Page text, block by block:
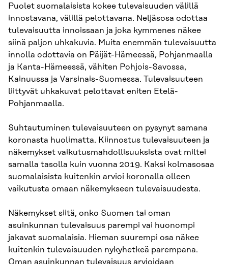
Puolet suomalaisista kokee tulevaisuuden välillä
innostavana, välillä pelottavana. Neljäsosa odottaa
tulevaisuutta innoissaan ja joka kymmenes näkee
siinä paljon uhkakuvia. Muita enemmän tulevaisuutta
innolla odottavia on Päijät-Hämeessä, Pohjanmaalla
ja Kanta-Hä­meessä, vähiten Pohjois-Savossa,
Kainuussa ja Varsinais-Suomessa. Tulevaisuuteen
liittyvät uhkakuvat pelottavat eniten Etelä-
Pohjanmaalla.
Suhtautuminen tulevaisuuteen on pysynyt samana
koronasta huolimatta. Kiinnostus tulevaisuuteen ja
näkemykset vaikutusmahdollisuuksista ovat miltei
samalla tasolla kuin vuonna 2019. Kaksi kolmasosaa
suomalaisista kuitenkin arvioi koronalla olleen
vaikutusta omaan näkemykseen tulevaisuudesta.
Näkemykset siitä, onko Suomen tai oman
asuinkunnan tulevaisuus parempi vai huonompi
jakavat suomalaisia. Hieman suurempi osa näkee
kuitenkin tulevaisuuden nykyhetkeä parem­pana.
Oman asuinkunnan tulevaisuus arvioidaan